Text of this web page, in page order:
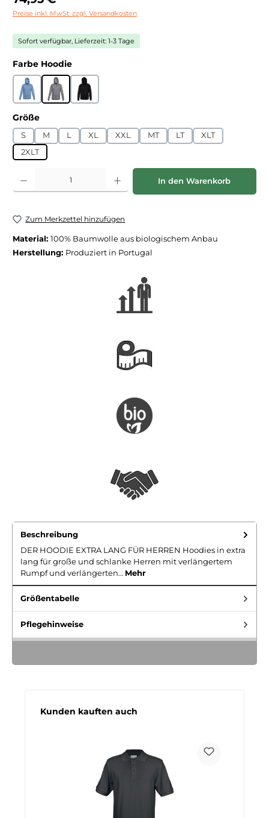
Preise inkl. MwSt. zzgl. Versandkosten
Sofort verfügbar, Lieferzeit: 1-3 Tage
Farbe Hoodieauswählen
Blau Grau Schwarz
Größeauswählen
S M L XL XXL MT LT
XLT
2XLT
Produkt Anzahl: Gib den gewünschten Wert ein oder benutze die
In den Warenkorb
Zum Merkzettel hinzufügen
Material: 100% Baumwolle aus biologischem Anbau
Herstellung: Produziert in Portugal
Beschreibung
DER HOODIE EXTRA LANG FÜR HERREN Hoodies in extra
lang für große und schlanke Herren mit verlängertem
Rumpf und verlängerten… Mehr
Größentabelle
Pflegehinweise
Produktgalerie überspringen
Kunden kauften auch